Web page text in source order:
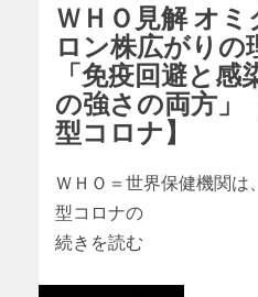
ＷＨＯ見解 オミ
ロン株広がりの
「免疫回避と感
の強さの両方」
型コロナ】
ＷＨＯ＝世界保健機関は
型コロナの
続きを読む